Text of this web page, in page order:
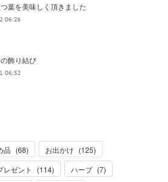
葉を美味しく頂きました
06:26
飾り結び
06:32
品 (68) お出かけ (125)
レゼント (114) ハーブ (7)